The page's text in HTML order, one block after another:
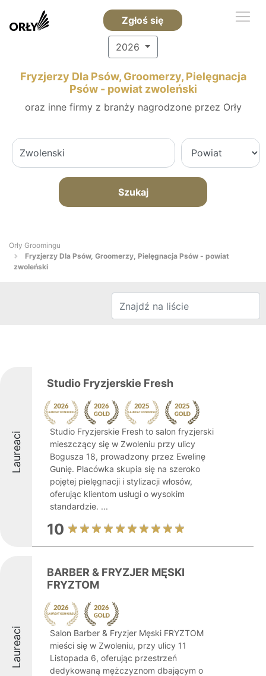
Zgłoś się
2026
Fryzjerzy Dla Psów, Groomerzy, Pielęgnacja
Psów - powiat zwoleński
oraz inne firmy z branży nagrodzone przez Orły
Szukaj
Orły Groomingu
Fryzjerzy Dla Psów, Groomerzy, Pielęgnacja Psów - powiat
zwoleński
Laureaci
Studio Fryzjerskie Fresh
Studio Fryzjerskie Fresh to salon fryzjerski
mieszczący się w Zwoleniu przy ulicy
Bogusza 18, prowadzony przez Ewelinę
Gunię. Placówka skupia się na szeroko
pojętej pielęgnacji i stylizacji włosów,
oferując klientom usługi o wysokim
standardzie. ...
10
Laureaci
BARBER & FRYZJER MĘSKI
FRYZTOM
Salon Barber & Fryzjer Męski FRYZTOM
mieści się w Zwoleniu, przy ulicy 11
Listopada 6, oferując przestrzeń
dedykowaną mężczyznom dbającym o